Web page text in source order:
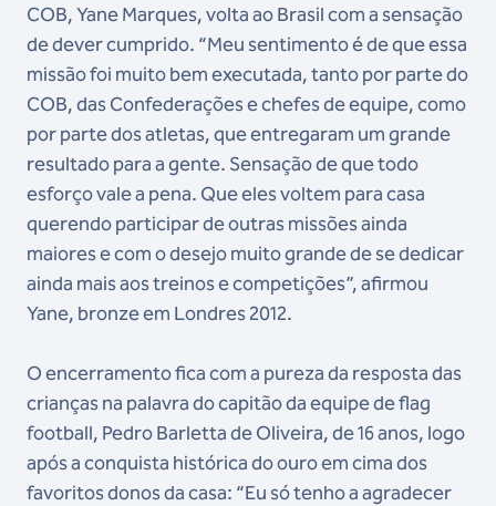
COB, Yane Marques, volta ao Brasil com a sensação
de dever cumprido. “Meu sentimento é de que essa
missão foi muito bem executada, tanto por parte do
COB, das Confederações e chefes de equipe, como
por parte dos atletas, que entregaram um grande
resultado para a gente. Sensação de que todo
esforço vale a pena. Que eles voltem para casa
querendo participar de outras missões ainda
maiores e com o desejo muito grande de se dedicar
ainda mais aos treinos e competições”, afirmou
Yane, bronze em Londres 2012.
O encerramento fica com a pureza da resposta das
crianças na palavra do capitão da equipe de flag
football, Pedro Barletta de Oliveira, de 16 anos, logo
após a conquista histórica do ouro em cima dos
favoritos donos da casa: “Eu só tenho a agradecer